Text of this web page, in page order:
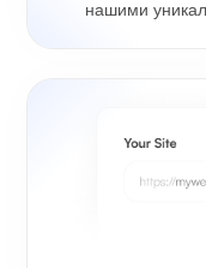
нашими